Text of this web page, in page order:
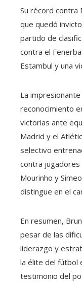
Su récord contra
que quedó
partido de
contra el
Estambul y una
La
reconocimiento
victorias ante
Madrid y el
selectivo
contra jugadores
Mourinho y
distingue en el
En resumen,
pesar de las
liderazgo y
la élite del fútbol
testimonio del